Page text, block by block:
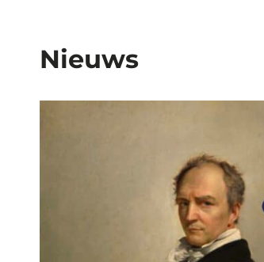
Nieuws